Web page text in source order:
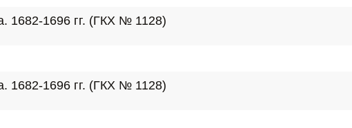
1682-1696 гг. (ГКХ № 1128)
1682-1696 гг. (ГКХ № 1128)